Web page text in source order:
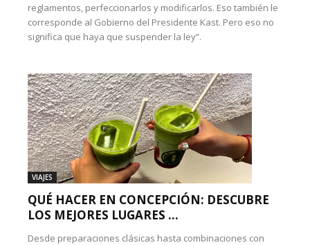
reglamentos, perfeccionarlos y modificarlos. Eso también le
corresponde al Gobierno del Presidente Kast. Pero eso no
significa que haya que suspender la ley”.
VIAJES
QUÉ HACER EN CONCEPCIÓN: DESCUBRE
LOS MEJORES LUGARES ...
Desde preparaciones clásicas hasta combinaciones con